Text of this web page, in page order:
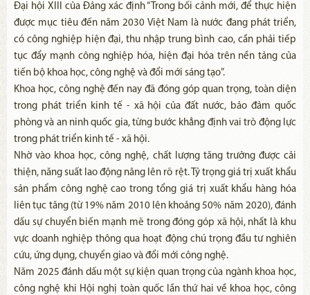
Đại hội XIII của Đảng xác định “Trong bối cảnh mới, để thực hiện
được mục tiêu đến năm 2030 Việt Nam là nước đang phát triển,
có công nghiệp hiện đại, thu nhập trung bình cao, cần phải tiếp
tục đẩy mạnh công nghiệp hóa, hiện đại hóa trên nền tảng của
tiến bộ khoa học, công nghệ và đổi mới sáng tạo”.
Khoa học, công nghệ đến nay đã đóng góp quan trọng, toàn diện
trong phát triển kinh tế - xã hội của đất nước, bảo đảm quốc
phòng và an ninh quốc gia, từng bước khẳng định vai trò động lực
trong phát triển kinh tế - xã hội.
Nhờ vào khoa học, công nghệ, chất lượng tăng trưởng được cải
thiện, năng suất lao động nâng lên rõ rệt. Tỷ trọng giá trị xuất khẩu
sản phẩm công nghệ cao trong tổng giá trị xuất khẩu hàng hóa
liên tục tăng (từ 19% năm 2010 lên khoảng 50% năm 2020), đánh
dấu sự chuyển biến mạnh mẽ trong đóng góp xã hội, nhất là khu
vực doanh nghiệp thông qua hoạt động chú trọng đầu tư nghiên
cứu, ứng dụng, chuyển giao và đổi mới công nghệ.
Năm 2025 đánh dấu một sự kiện quan trọng của ngành khoa học,
công nghệ khi Hội nghị toàn quốc lần thứ hai về khoa học, công